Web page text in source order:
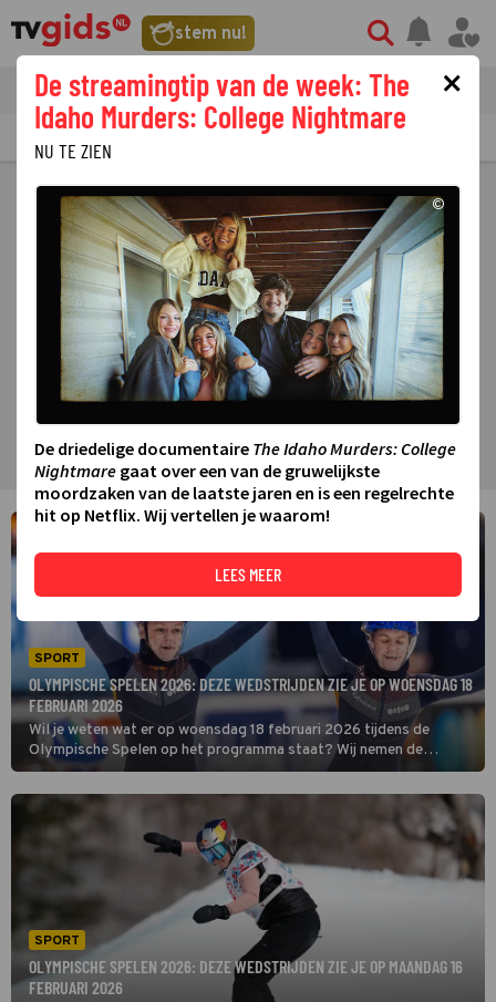
stem nu!
tvgids streaming nieuws
PRIMETIME GEMIST
SPORT
OLYMPISCHE SPELEN 2026: DEZE WEDSTRIJDEN ZIE JE OP WOENSDAG 18
FEBRUARI 2026
Wil je weten wat er op woensdag 18 februari 2026 tijdens de
Olympische Spelen op het programma staat? Wij nemen de
volledige planning van deze dag met je door.
SPORT
OLYMPISCHE SPELEN 2026: DEZE WEDSTRIJDEN ZIE JE OP MAANDAG 16
FEBRUARI 2026
×
De streamingtip van de week: The
Idaho Murders: College Nightmare
NU TE ZIEN
©
De driedelige documentaire The Idaho Murders: College
Nightmare gaat over een van de gruwelijkste
moordzaken van de laatste jaren en is een regelrechte
hit op Netflix. Wij vertellen je waarom!
LEES MEER